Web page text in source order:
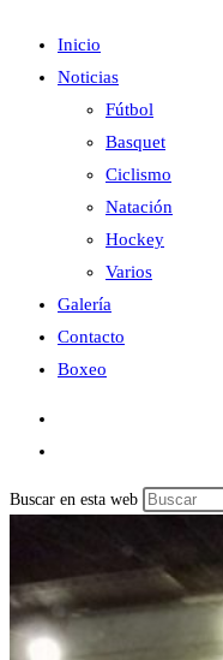
Inicio
Noticias
Fútbol
Basquet
Ciclismo
Natación
Hockey
Varios
Galería
Contacto
Boxeo
Buscar en esta web